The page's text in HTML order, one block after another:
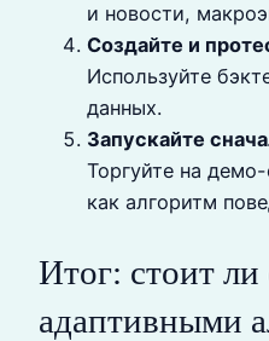
и новости,
Создайте и
Используйте
данных.
Запускайте
Торгуйте на
как алгоритм
Итог: стоит ли
адаптивными